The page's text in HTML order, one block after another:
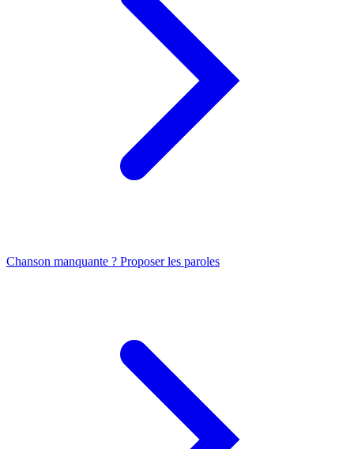
Chanson manquante ? Proposer les paroles